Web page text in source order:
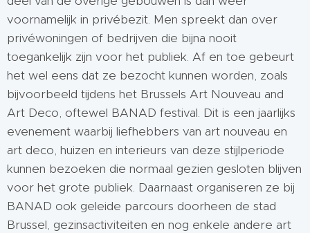
voornamelijk in privébezit. Men spreekt dan over
privéwoningen of bedrijven die bijna nooit
toegankelijk zijn voor het publiek. Af en toe gebeurt
het wel eens dat ze bezocht kunnen worden, zoals
bijvoorbeeld tijdens het Brussels Art Nouveau and
Art Deco, oftewel BANAD festival. Dit is een jaarlijks
evenement waarbij liefhebbers van art nouveau en
art deco, huizen en interieurs van deze stijlperiode
kunnen bezoeken die normaal gezien gesloten blijven
voor het grote publiek. Daarnaast organiseren ze bij
BANAD ook geleide parcours doorheen de stad
Brussel, gezinsactiviteiten en nog enkele andere art